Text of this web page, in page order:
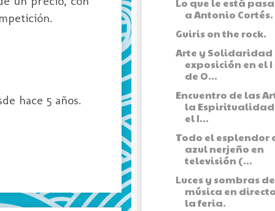
hace 5 años.
Lo que le está
a Antonio Cortés.
Guiris on the rock.
Arte y Solidaridad
exposición en el I
de O...
Encuentro de las
la Espiritualidad
el I...
Todo el esplendor
azul nerjeño en
televisión (...
Luces y sombras
música en
la feria.